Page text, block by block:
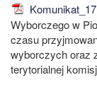
Wyborczego w
czasu
wyborczych oraz
terytorialnej